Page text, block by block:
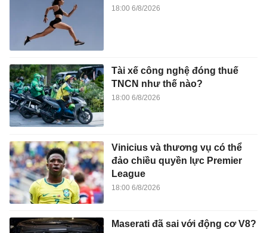
18:00 6/8/2026
Tài xế công nghệ đóng thuế
TNCN như thế nào?
18:00 6/8/2026
Vinicius và thương vụ có thể
đảo chiều quyền lực Premier
League
18:00 6/8/2026
Maserati đã sai với động cơ V8?